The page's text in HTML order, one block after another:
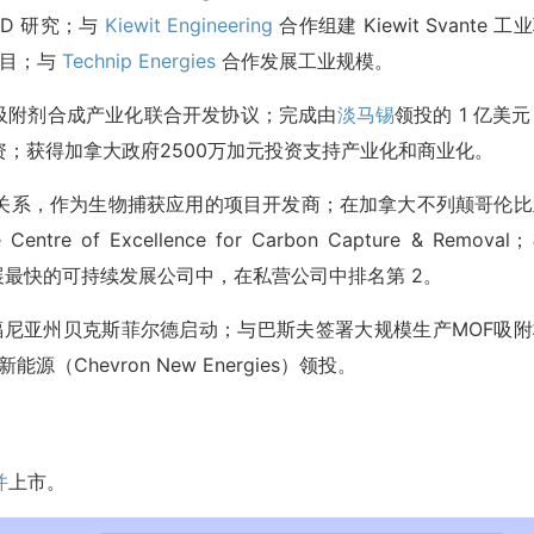
研究；与 Kiewit Engineering 合作组建 Kiewit Svante 工
；与 Technip Energies 合作发展工业规模。
附剂合成产业化联合开发协议；完成由淡马锡领投的 1 亿美
获得加拿大政府2500万加元投资支持产业化和商业化。
，作为生物捕获应用的项目开发商；在加拿大不列颠哥伦
of Excellence for Carbon Capture & Removal；
的可持续发展公司中，在私营公司中排名第 2。
亚州贝克斯菲尔德启动；与巴斯夫签署大规模生产MOF吸
能源（Chevron New Energies）领投。
上市。